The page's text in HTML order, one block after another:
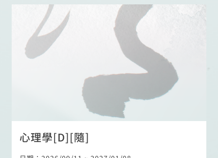
心理學[D][隨]